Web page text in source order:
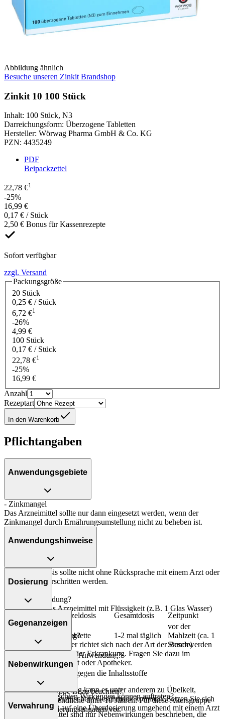
Abbildung ähnlich
Besuche unseren Zinkit Brandshop
Zinkit 10 100 Stück
Inhalt: 100 Stück, N3
Darreichungsform: Überzogene Tabletten
Hersteller: Wörwag Pharma GmbH & Co. KG
PZN: 4435249
PDF
Beipackzettel
22,78 €1
-25%
16,99 €
0,17 € / Stück
2,50 € Bonus für Kassenrezepte
Sofort verfügbar
zzgl. Versand
Packungsgröße
20 Stück
0,25 € / Stück
6,72 €1
-26%
4,99 €
100 Stück
0,17 € / Stück
22,78 €1
-25%
16,99 €
Anzahl
Rezeptart
In den Warenkorb
Pflichtangaben
Anwendungsgebiete
- Zinkmangel
Das Arzneimittel sollte nur dann eingesetzt werden, wenn der
Zinkmangel durch Ernährungsumstellung nicht zu beheben ist.
Anwendungshinweise
Die Gesamtdosis sollte nicht ohne Rücksprache mit einem Arzt oder
Apotheker überschritten werden.
Art der Anwendung?
Nehmen Sie das Arzneimittel mit Flüssigkeit (z.B. 1 Glas Wasser)
Dauer der Anwendung?
Die Anwendungsdauer richtet sich nach der Art der Beschwerden
und/oder dem Verlauf der Erkrankung. Fragen Sie dazu im
Zweifelsfalle Ihren Arzt oder Apotheker.
Überdosierung?
Bei einer Überdosierung kann es unter anderem zu Übelkeit,
Erbrechen und metallischem Geschmack kommen. Setzen Sie sich
bei dem Verdacht auf eine Überdosierung umgehend mit einem Arzt
Dosierung
Einzeldosis Gesamtdosis Zeitpunkt
1 Tablette 1-2 mal täglich
vor der
Mahlzeit (ca. 1
Stunde)
Gegenanzeigen
Was spricht gegen eine Anwendung?
- Überempfindlichkeit gegen die Inhaltsstoffe
Welche Altersgruppe ist zu beachten?
- Kinder und Jugendliche unter 18 Jahren: Für diese Altersgruppe
liegen keine Dosierungsangaben vor.
Nebenwirkungen
Welche unerwünschten Wirkungen können auftreten?
Für das Arzneimittel sind nur Nebenwirkungen beschrieben, die
Verwahrung